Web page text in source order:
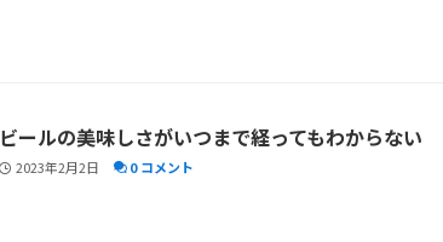
ビールの美味しさがいつまで経ってもわからない
2023年2月2日 0 コメント